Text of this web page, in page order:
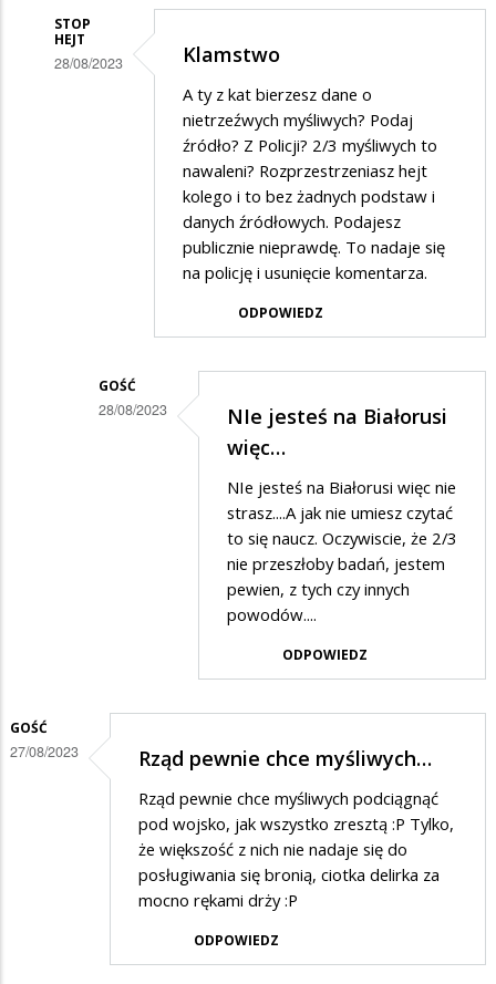
STOP
HEJT
28/08/2023
myśliwi…
Klamstwo
A ty z kat bierzesz dane o
nietrzeźwych myśliwych? Podaj
źródło? Z Policji? 2/3 myśliwych to
nawaleni? Rozprzestrzeniasz hejt
kolego i to bez żadnych podstaw i
danych źródłowych. Podajesz
publicznie nieprawdę. To nadaje się
na policję i usunięcie komentarza.
ODPOWIEDZ
GOŚĆ
28/08/2023
NIe jesteś na Białorusi
więc…
NIe jesteś na Białorusi więc nie
strasz....A jak nie umiesz czytać
to się naucz. Oczywiscie, że 2/3
nie przeszłoby badań, jestem
pewien, z tych czy innych
powodów....
ODPOWIEDZ
GOŚĆ
27/08/2023 Rząd pewnie chce myśliwych…
Rząd pewnie chce myśliwych podciągnąć
pod wojsko, jak wszystko zresztą :P Tylko,
że większość z nich nie nadaje się do
posługiwania się bronią, ciotka delirka za
mocno rękami drży :P
ODPOWIEDZ